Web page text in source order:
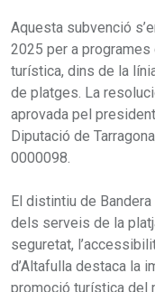
Aquesta subvenció
2025 per a
turística, dins de la
de platges. La
aprovada pel
Diputació de
0000098.
El distintiu de
dels serveis de la
seguretat,
d’Altafulla destaca la
promoció turística del